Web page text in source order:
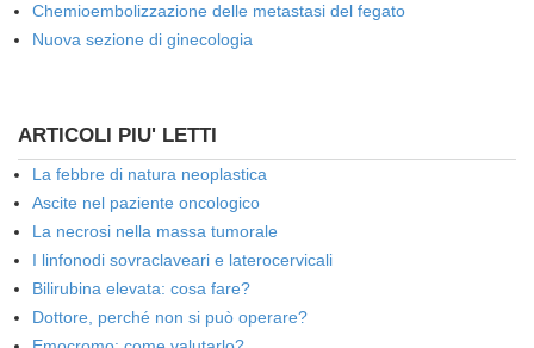
Chemioembolizzazione delle metastasi del fegato
Nuova sezione di ginecologia
ARTICOLI PIU' LETTI
La febbre di natura neoplastica
Ascite nel paziente oncologico
La necrosi nella massa tumorale
I linfonodi sovraclaveari e laterocervicali
Bilirubina elevata: cosa fare?
Dottore, perché non si può operare?